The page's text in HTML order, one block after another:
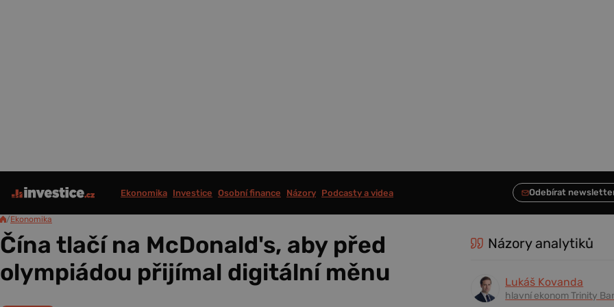
Ekonomika Investice Osobní finance Názory Podcasty a videa
/Ekonomika
Čína tlačí na McDonald's, aby před
olympiádou přijímal digitální měnu
Názory analytiků
Lukáš Kovanda
hlavní ekonom Trinity